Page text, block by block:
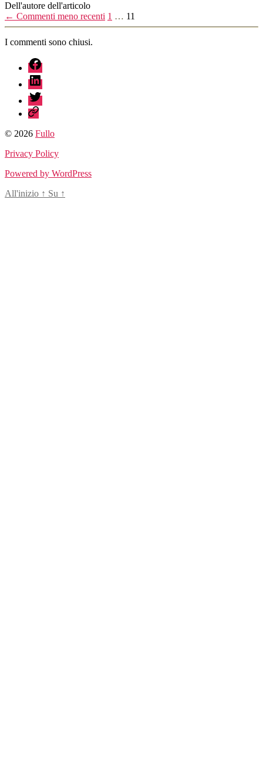
Dell'autore dell'articolo
← Commenti meno recenti 1 … 11
I commenti sono chiusi.
fb
linkedin
twitter
sessionize
© 2026 Fullo
Privacy Policy
Powered by WordPress
All'inizio ↑ Su ↑